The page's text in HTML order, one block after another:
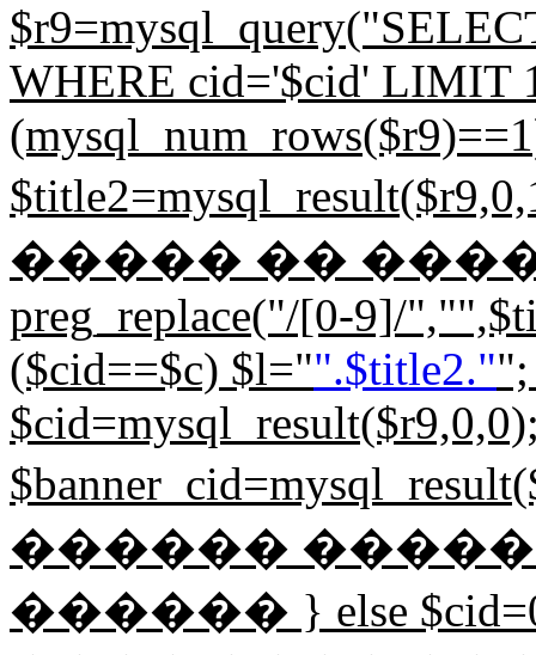
WHERE cid='$cid' LIMIT
����� �� ����.
preg_replace("/[0-9]/
($cid==$c) $l="".$title2."
������
������ } else